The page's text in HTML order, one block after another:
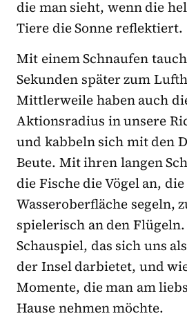
die man sieht, wenn die
Tiere die Sonne reflektiert.
Mit einem Schnaufen
Sekunden später zum
Mittlerweile haben auch
Aktionsradius in unsere
und kabbeln sich mit den
Beute. Mit ihren langen
die Fische die Vögel an,
Wasseroberfläche segeln,
spielerisch an den
Schauspiel, das sich uns
der Insel darbietet, und
Momente, die man am
Hause nehmen möchte.